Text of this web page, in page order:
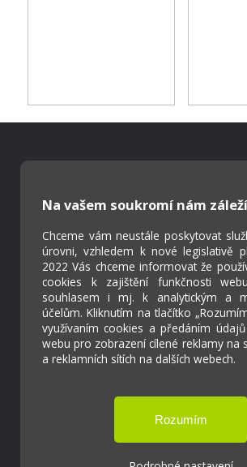
Na vašem soukromí nám záleží
Chceme vám neustále poskytovat
úrovni, vzhledem k nové legislativě
2022 Vás chceme informovat že
cookies k zajištění funkčnosti
souhlasem i mj. k analytickým a
účelům. Kliknutím na tlačítko
využívaním cookies a předáním
webu pro zobrazení cílené reklamy na
a reklamních sítích na dalších webech.
Strava.cz
Kontakty
Projekty
Virtuální prohlídka
Cookies
Přístupnost